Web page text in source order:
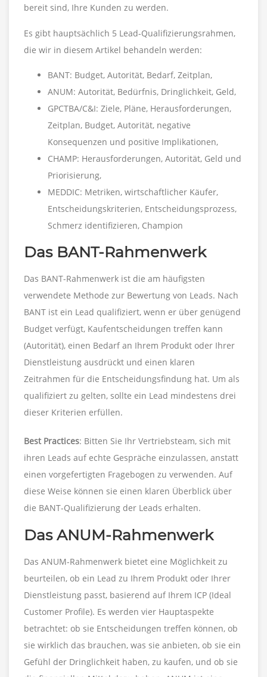
bereit sind, Ihre Kunden zu werden.
Es gibt hauptsächlich 5 Lead-Qualifizierungsrahmen,
die wir in diesem Artikel behandeln werden:
BANT: Budget, Autorität, Bedarf, Zeitplan,
ANUM: Autorität, Bedürfnis, Dringlichkeit, Geld,
GPCTBA/C&I: Ziele, Pläne, Herausforderungen,
Zeitplan, Budget, Autorität, negative
Konsequenzen und positive Implikationen,
CHAMP: Herausforderungen, Autorität, Geld und
Priorisierung,
MEDDIC: Metriken, wirtschaftlicher Käufer,
Entscheidungskriterien, Entscheidungsprozess,
Schmerz identifizieren, Champion
Das BANT-Rahmenwerk
Das BANT-Rahmenwerk ist die am häufigsten
verwendete Methode zur Bewertung von Leads. Nach
BANT ist ein Lead qualifiziert, wenn er über genügend
Budget verfügt, Kaufentscheidungen treffen kann
(Autorität), einen Bedarf an Ihrem Produkt oder Ihrer
Dienstleistung ausdrückt und einen klaren
Zeitrahmen für die Entscheidungsfindung hat. Um als
qualifiziert zu gelten, sollte ein Lead mindestens drei
dieser Kriterien erfüllen.
Best Practices: Bitten Sie Ihr Vertriebsteam, sich mit
ihren Leads auf echte Gespräche einzulassen, anstatt
einen vorgefertigten Fragebogen zu verwenden. Auf
diese Weise können sie einen klaren Überblick über
die BANT-Qualifizierung der Leads erhalten.
Das ANUM-Rahmenwerk
Das ANUM-Rahmenwerk bietet eine Möglichkeit zu
beurteilen, ob ein Lead zu Ihrem Produkt oder Ihrer
Dienstleistung passt, basierend auf Ihrem ICP (Ideal
Customer Profile). Es werden vier Hauptaspekte
betrachtet: ob sie Entscheidungen treffen können, ob
sie wirklich das brauchen, was sie anbieten, ob sie ein
Gefühl der Dringlichkeit haben, zu kaufen, und ob sie